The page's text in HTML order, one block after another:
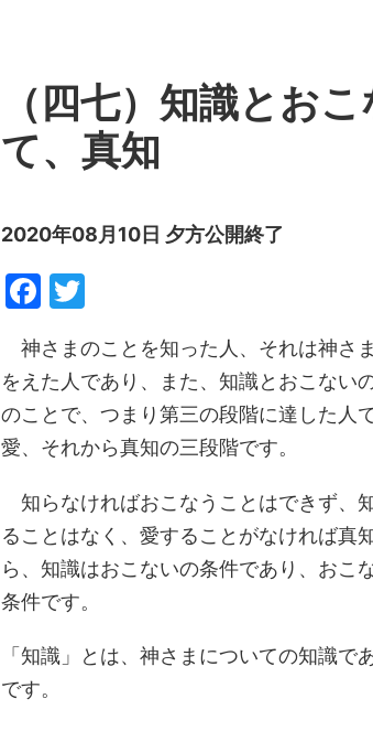
（四七）知識とお
て、真知
2020年08月10日 夕方公開終了
Facebook
神さまのことを知った人、それは神さ
をえた人であり、また、知識とおこない
のことで、つまり第三の段階に達した人
愛、それから真知の三段階です。
知らなければおこなうことはできず、
ることはなく、愛することがなければ真
ら、知識はおこないの条件であり、おこ
条件です。
「知識」とは、神さまについての知識
です。